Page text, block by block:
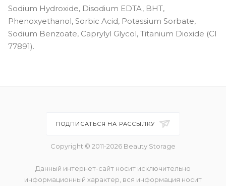
Sodium Hydroxide, Disodium EDTA, BHT,
Phenoxyethanol, Sorbic Acid, Potassium Sorbate,
Sodium Benzoate, Caprylyl Glycol, Titanium Dioxide (CI
77891).
ПОДПИСАТЬСЯ НА РАССЫЛКУ
Copyright © 2011-2026 Beauty Storage
Данный интернет-сайт носит исключительно
информационный характер, вся информация носит